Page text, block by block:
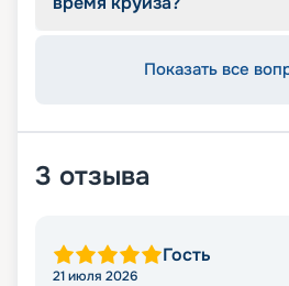
Показать все
3 отзыва
Гость
21 июля 2026